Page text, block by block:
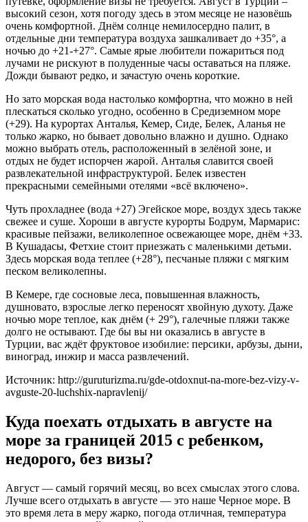
высокий сезон, хотя погоду здесь в этом месяце не назовёшь
очень комфортной. Днём солнце немилосердно палит, в
отдельные дни температура воздуха зашкаливает до +35°, а
ночью до +21-+27°. Самые ярые любители пожариться под
лучами не рискуют в полуденные часы оставаться на пляже.
Дожди бывают редко, и зачастую очень короткие.
Но зато морская вода настолько комфортна, что можно в ней
плескаться сколько угодно, особенно в Средиземном море
(+29). На курортах Анталья, Кемер, Сиде, Белек, Аланья не
только жарко, но бывает довольно влажно и душно. Однако
можно выбрать отель, расположенный в зелёной зоне, и
отдых не будет испорчен жарой. Анталья славится своей
развлекательной инфраструктурой. Белек известен
прекрасными семейными отелями «всё включено».
Чуть прохладнее (вода +27) Эгейское море, воздух здесь также
свежее и суше. Хороши в августе курорты Бодрум, Мармарис:
красивые пейзажи, великолепное освежающее море, днём +33.
В Кушадасы, Фетхие стоит приезжать с маленькими детьми.
Здесь морская вода теплее (+28°), песчаные пляжи с мягким
песком великолепны.
В Кемере, где сосновые леса, повышенная влажность,
душновато, взрослые легко переносят хвойную духоту. Даже
ночью море теплое, как днём (+ 29°), галечные пляжи также
долго не остывают. Где бы вы ни оказались в августе в
Турции, вас ждёт фруктовое изобилие: персики, арбузы, дыни,
виноград, инжир и масса развлечений.
Источник: http://guruturizma.ru/gde-otdoxnut-na-more-bez-vizy-v-
avguste-20-luchshix-napravlenij/
Куда поехать отдыхать в августе на
море за границей 2015 с ребенком,
недорого, без визы?
Август — самый горячий месяц, во всех смыслах этого слова.
Лучше всего отдыхать в августе — это наше Черное море. В
это время лета в меру жарко, погода отличная, температура